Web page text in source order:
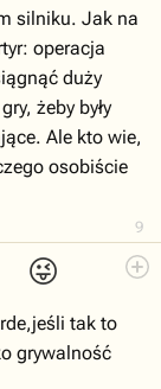
9
silniku. Jak na
operacja
duży
żeby były
Ale kto wie,
osobiście
😜
tak to
grywalność